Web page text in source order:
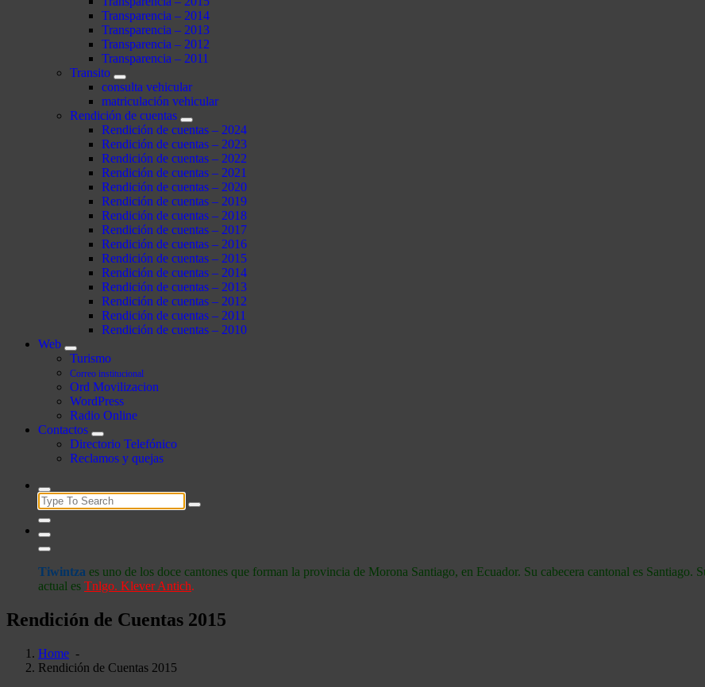
Transparencia – 2014
Transparencia – 2013
Transparencia – 2012
Transparencia – 2011
Transito
consulta vehicular
matriculación vehicular
Rendición de cuentas
Rendición de cuentas – 2024
Rendición de cuentas – 2023
Rendición de cuentas – 2022
Rendición de cuentas – 2021
Rendición de cuentas – 2020
Rendición de cuentas – 2019
Rendición de cuentas – 2018
Rendición de cuentas – 2017
Rendición de cuentas – 2016
Rendición de cuentas – 2015
Rendición de cuentas – 2014
Rendición de cuentas – 2013
Rendición de cuentas – 2012
Rendición de cuentas – 2011
Rendición de cuentas – 2010
Web
Turismo
Correo institucional
Ord Movilizacion
WordPress
Radio Online
Contactos
Directorio Telefónico
Reclamos y quejas
Search
for:
Tiwintza es uno de los doce cantones que forman la provincia de Morona Santiago, en Ecuador. Su cabecera cantonal es Santiago.
actual es Tnlgo. Klever Antich.
Rendición de Cuentas 2015
Home -
Rendición de Cuentas 2015